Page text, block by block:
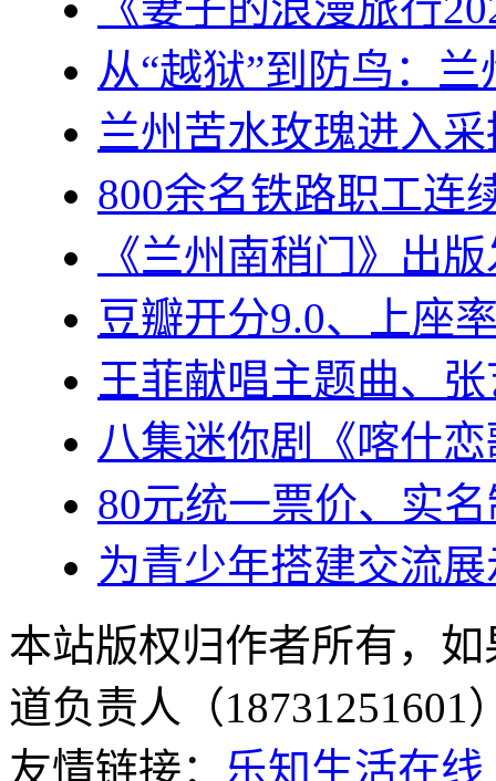
从“越狱”到防鸟：
兰州苦水玫瑰进入
800余名铁路职工连
《兰州南稍门》出
豆瓣开分9.0、上座
王菲献唱主题曲、
八集迷你剧《喀什
80元统一票价、实
为青少年搭建交流
本站版权归作者所有，
道负责人（
友情链接： 乐知生活在线